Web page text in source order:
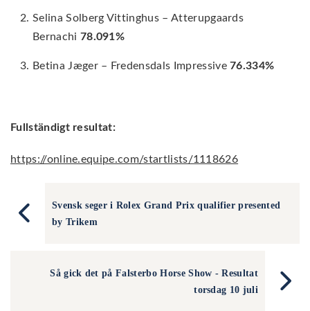
Selina Solberg Vittinghus – Atterupgaards
Bernachi 78.091%
Betina Jæger – Fredensdals Impressive76.334%
Fullständigt resultat:
https://online.equipe.com/startlists/1118626
Svensk seger i Rolex Grand Prix qualifier presented
by Trikem
Så gick det på Falsterbo Horse Show - Resultat
torsdag 10 juli